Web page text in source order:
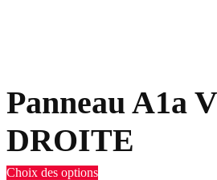
Panneau A1a
DROITE
Choix des options